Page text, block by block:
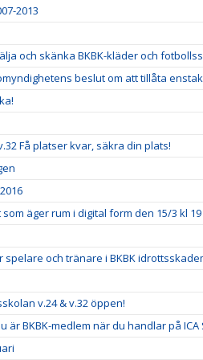
2013
och skänka BKBK-kläder och
beslut om att tillåta
Få platser kvar, säkra din plats!
äger rum i digital form den 15/3 kl 19
spelare och tränare i BKBK
v.24 & v.32 öppen!
är BKBK-medlem när du handlar på